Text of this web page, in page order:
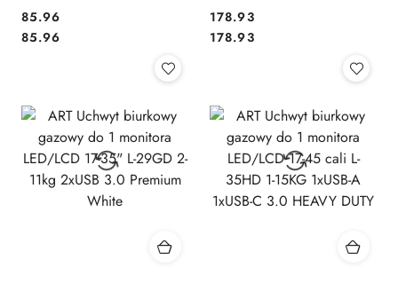
Cena:
85.96
Cena:
85.96 Cena:
178.93
Cena:
178.93